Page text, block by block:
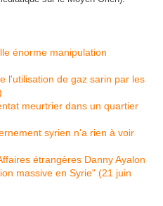
énorme manipulation
l'utilisation de gaz sarin par les
meurtrier dans un quartier
syrien n'a rien à voir
étrangères Danny Ayalon
massive en Syrie" (21 juin